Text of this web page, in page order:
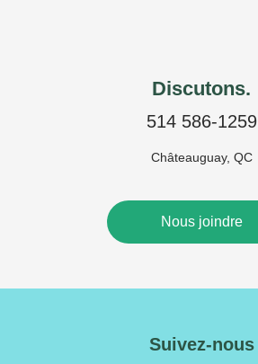
Discutons.
514 586-1259
Châteauguay, QC
Nous joindre
Suivez-nous